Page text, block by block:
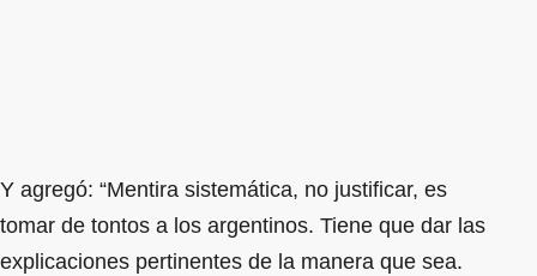
Y agregó: “Mentira sistemática, no justificar, es
tomar de tontos a los argentinos. Tiene que dar las
explicaciones pertinentes de la manera que sea.